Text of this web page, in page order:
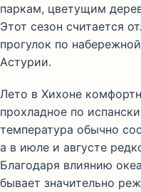
паркам, цветущим
Этот сезон считается
прогулок по
Астурии.
Лето в Хихоне
прохладное по
температура обычно
а в июле и августе
Благодаря влиянию
бывает значительно